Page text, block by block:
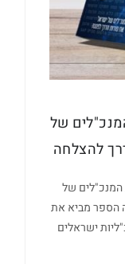
של
להצלחה
של
הספר מביא את
ומנכ"ליות ישראלים